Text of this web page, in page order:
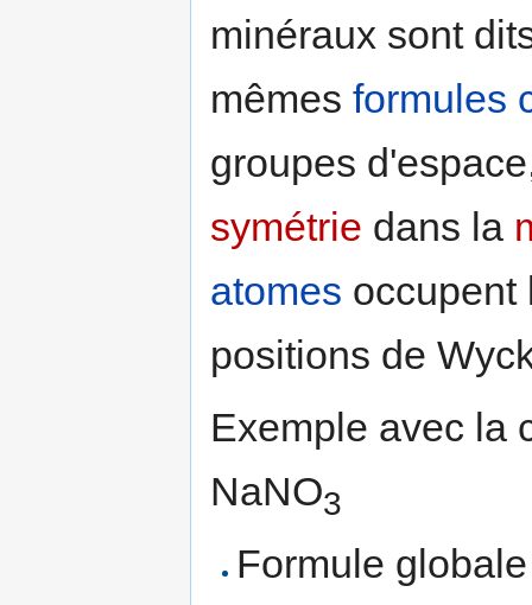
minéraux sont
mêmes formules
groupes
symétrie dans la
atomes occupent
positions de
Exemple avec la
NaNO3
Formule